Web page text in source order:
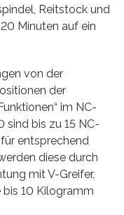
Reitstock und
Minuten auf ein
von der
der
im NC-
sind bis zu 15 NC-
entsprechend
diese durch
mit V-Greifer,
10 Kilogramm